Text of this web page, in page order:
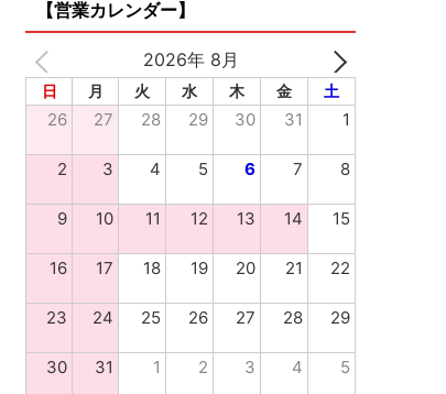
【営業カレンダー】
2026年 8月
日 月 火 水 木 金 土
26 27 28 29 30 31 1
2 3 4 5 6 7 8
9 10 11 12 13 14 15
16 17 18 19 20 21 22
23 24 25 26 27 28 29
30 31 1 2 3 4 5